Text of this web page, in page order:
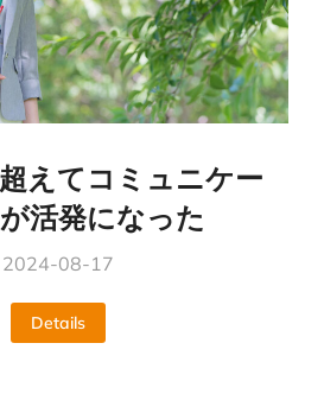
えてコミュニケー
活発になった
2024-08-17
Details